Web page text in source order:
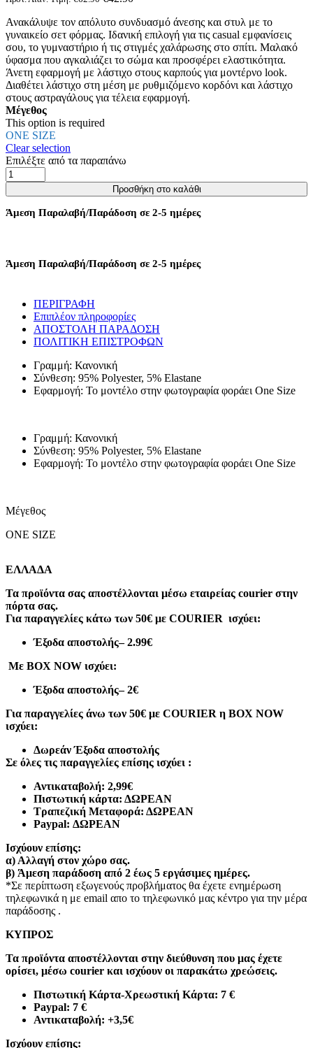
Οι
επιλογές
μπορούν
να
επιλεγούν
στη
σελίδα
προϊόντος
Ανακάλυψε τον απόλυτο συνδυασμό άνεσης και στυλ με το
γυναικείο σετ φόρμας. Ιδανική επιλογή για τις casual εμφανίσεις
σου, το γυμναστήριο ή τις στιγμές χαλάρωσης στο σπίτι. Μαλακό
ύφασμα που αγκαλιάζει το σώμα και προσφέρει ελαστικότητα.
Άνετη εφαρμογή με λάστιχο στους καρπούς για μοντέρνο look.
Διαθέτει λάστιχο στη μέση με ρυθμιζόμενο κορδόνι και λάστιχο
στους αστραγάλους για τέλεια εφαρμογή.
Μέγεθος
This option is required
ONE SIZE
Clear selection
Επιλέξτε από τα παραπάνω
ΣΕΤ
ΦΟΡΜΕΣ
ΠΑΝΤΕΛΟΝΙ
ΜΕ
-
ΧΑΚΙ
Προσθήκη στο καλάθι
Άμεση Παραλαβή/Παράδοση σε 2-5 ημέρες
Άμεση Παραλαβή/Παράδοση σε 2-5 ημέρες
ΠΕΡΙΓΡΑΦΗ
Επιπλέον πληροφορίες
ΑΠΟΣΤΟΛΗ ΠΑΡΑΔΟΣΗ
ΠΟΛΙΤΙΚΗ ΕΠΙΣΤΡΟΦΩΝ
Γραμμή: Κανονική
Σύνθεση: 95% Polyester, 5% Elastane
Εφαρμογή: Το μοντέλο στην φωτογραφία φοράει One Size
Γραμμή: Κανονική
Σύνθεση: 95% Polyester, 5% Elastane
Εφαρμογή: Το μοντέλο στην φωτογραφία φοράει One Size
Μέγεθος
ONE SIZE
ΕΛΛΑΔΑ
Τα προϊόντα σας αποστέλλονται μέσω εταιρείας courier στην
πόρτα σας.
Για παραγγελίες κάτω των 50€ με COURIER ισχύει:
Έξοδα αποστολής– 2.99€
Με BOX NOW ισχύει:
Έξοδα αποστολής– 2€
Για παραγγελίες άνω των 50€ με COURIER η BOX NOW
ισχύει:
Δωρεάν Έξοδα αποστολής
Σε όλες τις παραγγελίες επίσης ισχύει :
Αντικαταβολή: 2,99€
Πιστωτική κάρτα: ΔΩΡΕΑΝ
Τραπεζική Μεταφορά: ΔΩΡΕΑΝ
Paypal: ΔΩΡΕΑΝ
Ισχύουν επίσης:
α) Αλλαγή στον χώρο σας.
β) Άμεση παράδοση από 2 έως 5 εργάσιμες ημέρες.
*Σε περίπτωση εξωγενούς προβλήματος θα έχετε ενημέρωση
τηλεφωνικά η με email απο το τηλεφωνικό μας κέντρο για την μέρα
παράδοσης .
ΚΥΠΡΟΣ
Τα προϊόντα αποστέλλονται στην διεύθυνση που μας έχετε
ορίσει, μέσω courier και ισχύουν οι παρακάτω χρεώσεις.
Πιστωτική Κάρτα-Χρεωστική Κάρτα: 7 €​
Paypal: 7 €
Αντικαταβολή: +3,5€
Ισχύουν επίσης: